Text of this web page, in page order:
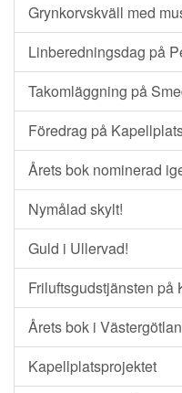
Grynkorvskväll med
Linberedningsdag på
Takomläggning på
Föredrag på
Årets bok nominerad
Nymålad skylt!
Guld i Ullervad!
Friluftsgudstjänsten på
Årets bok i
Kapellplatsprojektet